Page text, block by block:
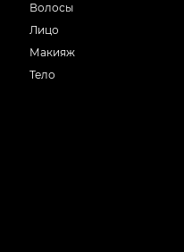
Волосы
Лицо
Макияж
Тело